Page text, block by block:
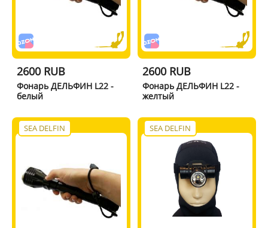
2600 RUB
Фонарь ДЕЛЬФИН L22 -
белый
2600 RUB
Фонарь ДЕЛЬФИН L22 -
желтый
SEA DELFIN SEA DELFIN